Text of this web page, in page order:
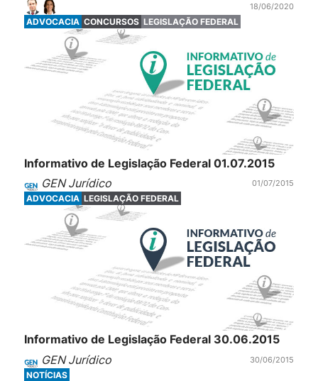
18/06/2020
ADVOCACIA CONCURSOS LEGISLAÇÃO FEDERAL
Informativo de Legislação Federal 01.07.2015
GEN Jurídico
01/07/2015
ADVOCACIA LEGISLAÇÃO FEDERAL
Informativo de Legislação Federal 30.06.2015
GEN Jurídico
30/06/2015
NOTÍCIAS